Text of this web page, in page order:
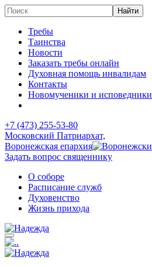
Требы
Таинства
Новости
Заказать требы онлайн
Духовная помощь инвалидам
Контакты
Новомученики и исповедники
+7 (473) 255-53-80
Московский Патриархат,
Воронежская епархия
Задать вопрос священнику
О соборе
Расписание служб
Духовенство
Жизнь прихода